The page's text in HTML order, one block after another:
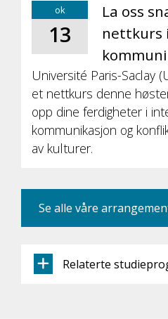
ok
13
La oss
nettkurs
Université Paris-Saclay
et nettkurs denne
opp dine ferdigheter i
kommunikasjon og
av kulturer.
Se alle våre
Relaterte